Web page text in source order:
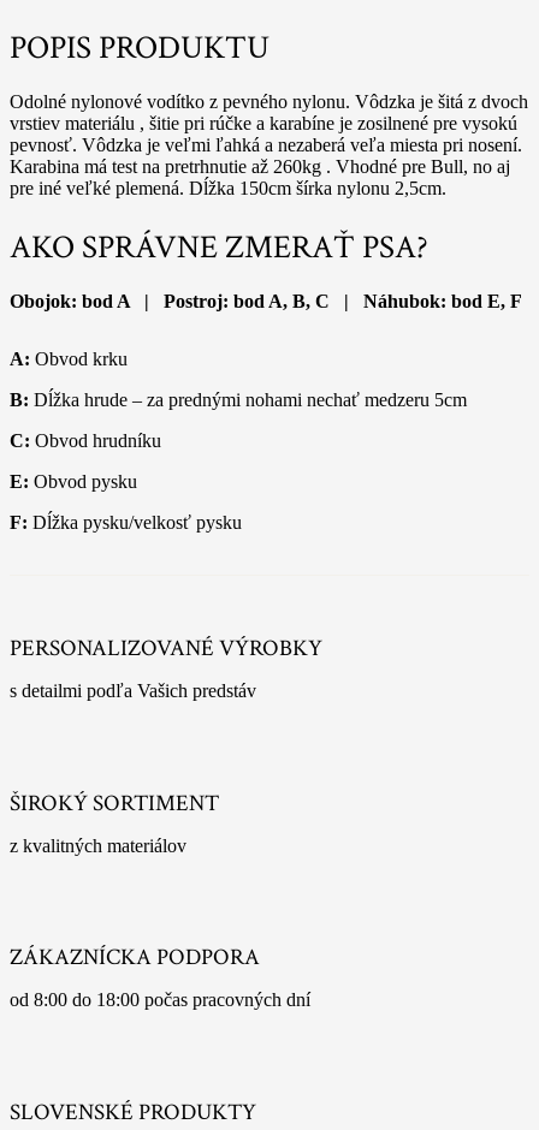
POPIS PRODUKTU
Odolné nylonové vodítko z pevného nylonu. Vôdzka je šitá z dvoch
vrstiev materiálu , šitie pri rúčke a karabíne je zosilnené pre vysokú
pevnosť. Vôdzka je veľmi ľahká a nezaberá veľa miesta pri nosení.
Karabina má test na pretrhnutie až 260kg . Vhodné pre Bull, no aj
pre iné veľké plemená. Dĺžka 150cm šírka nylonu 2,5cm.
AKO SPRÁVNE ZMERAŤ PSA?
Obojok: bod A | Postroj: bod A, B, C | Náhubok: bod E, F
A: Obvod krku
B: Dĺžka hrude – za prednými nohami nechať medzeru 5cm
C: Obvod hrudníku
E: Obvod pysku
F: Dĺžka pysku/velkosť pysku
PERSONALIZOVANÉ VÝROBKY
s detailmi podľa Vašich predstáv
ŠIROKÝ SORTIMENT
z kvalitných materiálov
ZÁKAZNÍCKA PODPORA
od 8:00 do 18:00 počas pracovných dní
SLOVENSKÉ PRODUKTY